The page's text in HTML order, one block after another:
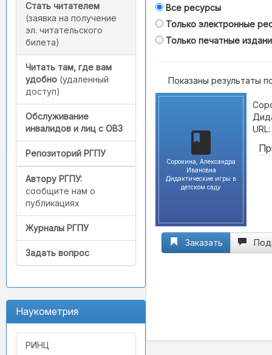
Стать читателем
(заявка на получение
эл. читательского
билета)
Читать там, где вам
удобно (удаленный
доступ)
Обслуживание
инвалидов и лиц с ОВЗ
Репозиторий РГПУ
Автору РГПУ:
сообщите нам о
публикациях
Журналы РГПУ
Задать вопрос
Наукометрия
РИНЦ
Все ресурсы
Только электронные
Только печатные
Показаны результаты
Сорокина, Александра
Ивановна
Дидактические игры в
детском саду
URL:
Заказать